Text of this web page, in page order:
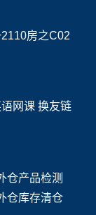
房之C02
网课 换友链
仓产品检测
仓库存清仓